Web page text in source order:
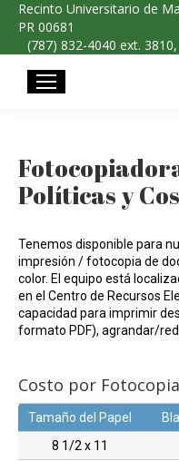
Recinto Universitario de
PR 00681
(787) 832-4040 ext.
Políticas y
Tenemos disponible para
impresión / fotocopia de
color. El equipo está
en el Centro de Recursos
capacidad para imprimir
formato PDF), agrandar/
Costo por
Tamaño del Papel
8 1/2 x 11